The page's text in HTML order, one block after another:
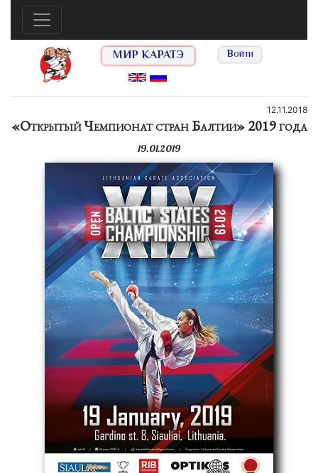
МИР КАРАТЭ Войти
12.11.2018
«Открытый Чемпионат стран Балтии» 2019 года
19.01.2019